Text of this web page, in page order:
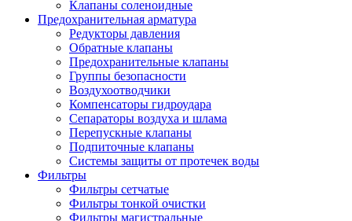
Клапаны соленоидные
Предохранительная арматура
Редукторы давления
Обратные клапаны
Предохранительные клапаны
Группы безопасности
Воздухоотводчики
Компенсаторы гидроудара
Сепараторы воздуха и шлама
Перепускные клапаны
Подпиточные клапаны
Системы защиты от протечек воды
Фильтры
Фильтры сетчатые
Фильтры тонкой очистки
Фильтры магистральные